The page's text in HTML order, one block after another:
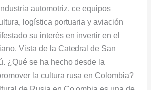
automotriz, de equipos
logística portuaria y aviación
su interés en invertir en el
Vista de la Catedral de San
¿Qué se ha hecho desde la
la cultura rusa en Colombia?